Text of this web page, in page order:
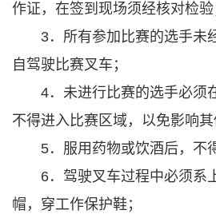
作证，在签到现场须经核对检验
3．所有参加比赛的选手未
自驾驶比赛叉车；
4．未进行比赛的选手必须
不得进入比赛区域，以免影响其
5．服用药物或饮酒后，不
6．驾驶叉车过程中必须系
帽，穿工作保护鞋；